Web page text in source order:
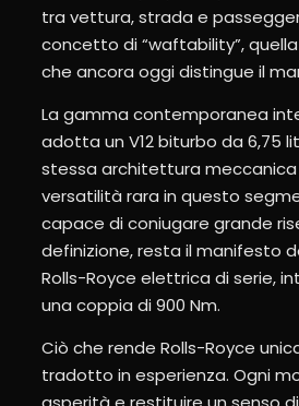
tra vettura, strada e
concetto di “waftability”,
che ancora oggi distingue il
La gamma contemporanea
adotta un V12 biturbo da 6,75
stessa architettura meccanica
versatilità rara in questo
capace di coniugare grande
definizione, resta il manifesto
Rolls-Royce elettrica di serie,
una coppia di 900 Nm.
Ciò che rende Rolls-Royce
tradotto in esperienza. Ogni